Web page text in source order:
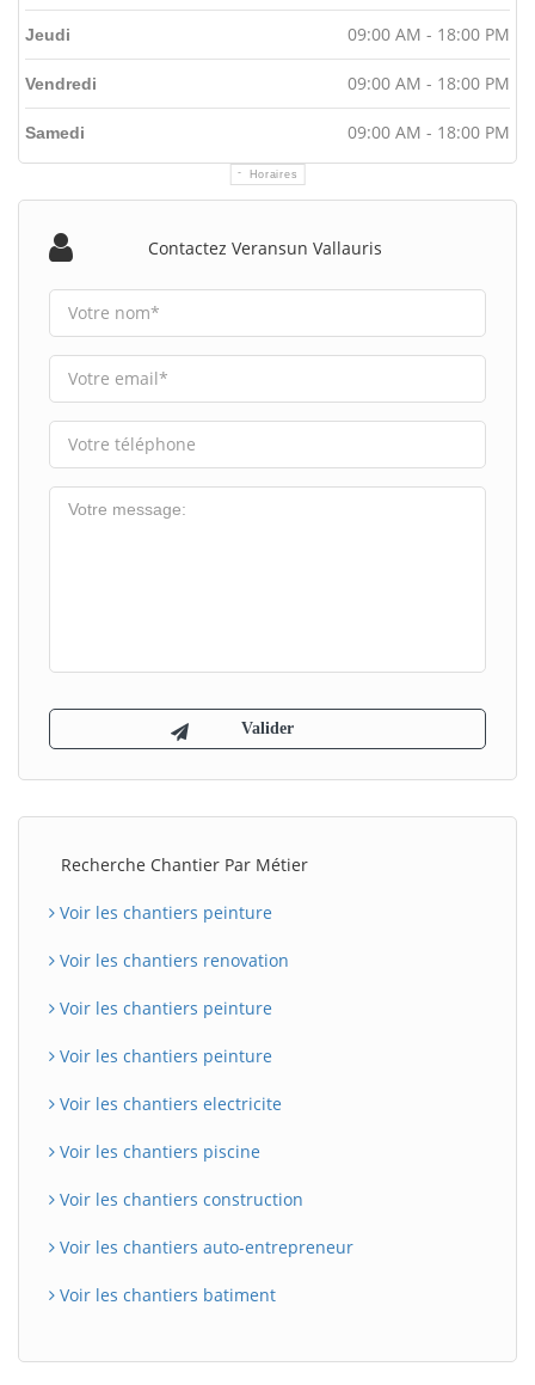
Horaires
Jeudi 09:00 AM - 18:00 PM
Vendredi 09:00 AM - 18:00 PM
Samedi 09:00 AM - 18:00 PM
Contactez Veransun Vallauris
Recherche Chantier Par Métier
Voir les chantiers peinture
Voir les chantiers renovation
Voir les chantiers peinture
Voir les chantiers peinture
Voir les chantiers electricite
Voir les chantiers piscine
Voir les chantiers construction
Voir les chantiers auto-entrepreneur
Voir les chantiers batiment